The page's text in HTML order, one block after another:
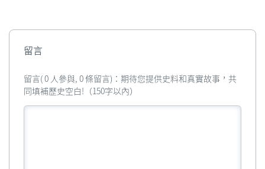
留言
留言( 0 人參與, 0 條留言)：期待您提供史料和真實故事，共
同填補歷史空白!（150字以內）